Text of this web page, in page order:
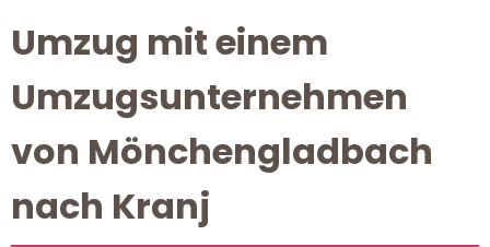
Umzug mit einem
Umzugsunternehmen
von Mönchengladbach
nach Kranj